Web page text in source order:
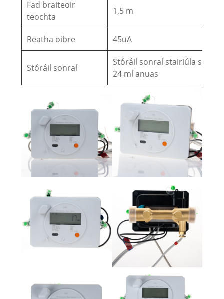
Fad braiteoir
teochta
1,5 m
Reatha oibre 45uA
Stóráil sonraí
Stóráil sonraí stairiúla suas le
24 mí anuas